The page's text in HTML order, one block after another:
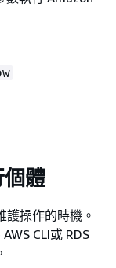
個體
護操作的時機。
CLI或 RDS